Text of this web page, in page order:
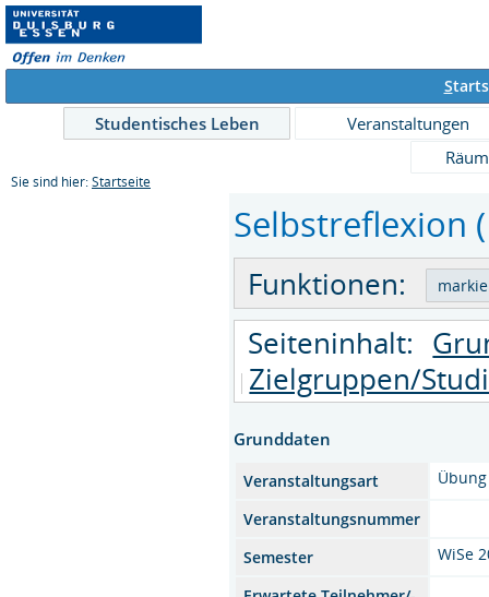
S
Studentisches Leben
Veranstaltungen
Sie sind hier: Startseite
Selbstreflexion
Funktionen:
Seiteninhalt:
Zielgruppen/
Grunddaten
Veranstaltungsart
Übung
Veranstaltungsnummer
Semester
WiSe